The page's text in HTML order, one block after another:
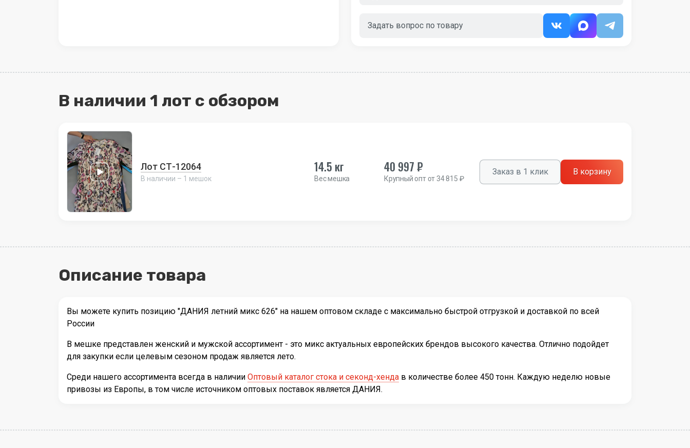
Задать вопрос по товару
В наличии 1 лот с обзором
Лот СТ-12064
В наличии – 1 мешок
14.5 кг
Вес мешка
40 997 ₽
Крупный опт от 34 815 ₽
Заказ в 1 клик В корзину
Описание товара
Вы можете купить позицию "ДАНИЯ летний микс 626" на нашем оптовом складе с максимально быстрой отгрузкой и доставкой по всей
России
В мешке представлен женский и мужской ассортимент - это микс актуальных европейских брендов высокого качества. Отлично подойдет
для закупки если целевым сезоном продаж является лето.
Среди нашего ассортимента всегда в наличии Оптовый каталог стока и секонд-хенда в количестве более 450 тонн. Каждую неделю новые
привозы из Европы, в том числе источником оптовых поставок является ДАНИЯ.